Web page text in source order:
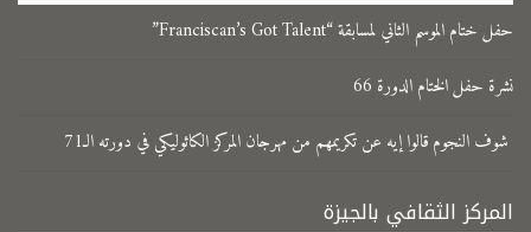
حفل ختام الموسم الثاني لمسابقة “Franciscan’s Got Talent”
نشرة حفل الختام الدورة 66
شوف النجوم قالوا إيه عن تكريمهم من مهرجان المركز الكاثوليكي في دورته الـ71
المركز الثقافي بالجيزة